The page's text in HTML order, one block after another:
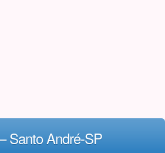
Santo André-SP